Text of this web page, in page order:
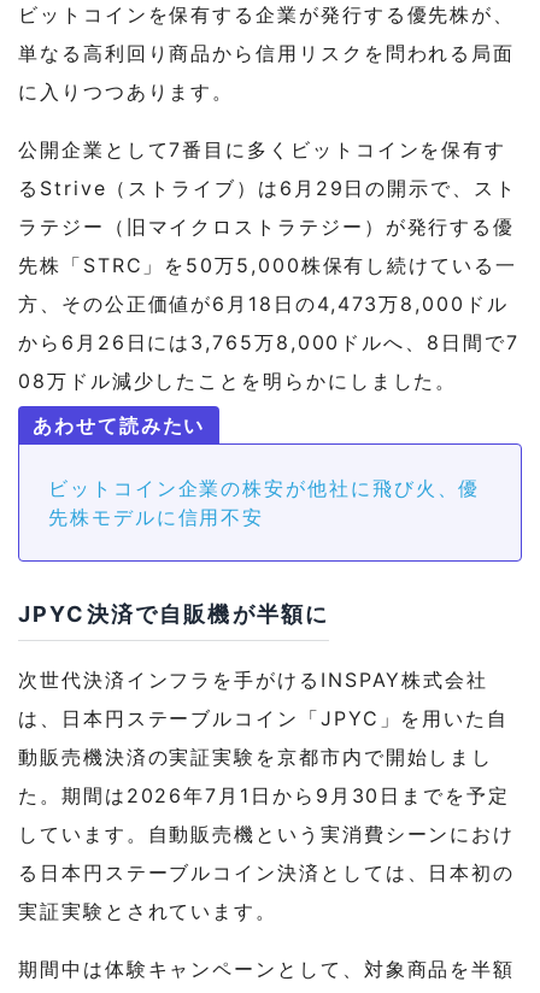
ビットコインを保有する企業が発行する優先株が、
単なる高利回り商品から信用リスクを問われる局面
に入りつつあります。
公開企業として7番目に多くビットコインを保有す
るStrive（ストライブ）は6月29日の開示で、スト
ラテジー（旧マイクロストラテジー）が発行する優
先株「STRC」を50万5,000株保有し続けている一
方、その公正価値が6月18日の4,473万8,000ドル
から6月26日には3,765万8,000ドルへ、8日間で7
08万ドル減少したことを明らかにしました。
ビットコイン企業の株安が他社に飛び火、優
先株モデルに信用不安
JPYC決済で自販機が半額に
次世代決済インフラを手がけるINSPAY株式会社
は、日本円ステーブルコイン「JPYC」を用いた自
動販売機決済の実証実験を京都市内で開始しまし
た。期間は2026年7月1日から9月30日までを予定
しています。自動販売機という実消費シーンにおけ
る日本円ステーブルコイン決済としては、日本初の
実証実験とされています。
期間中は体験キャンペーンとして、対象商品を半額